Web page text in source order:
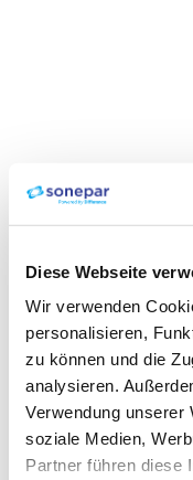
Diese Webseite
Wir verwenden
personalisieren,
zu können und die
analysieren.
Verwendung unserer
soziale Medien,
Partner führen diese